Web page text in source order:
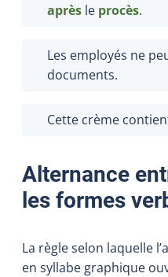
après le procès.
Les employés ne
documents.
Cette crème
Alternance
les formes
La règle selon laquelle
en syllabe graphique